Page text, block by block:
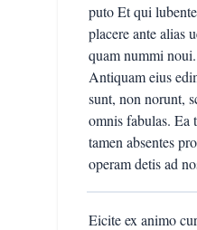
puto Et qui
placere ante alias
quam nummi
Antiquam eius
sunt, non norunt,
omnis fabulas. Ea
tamen absentes
operam detis ad
Eicite ex animo